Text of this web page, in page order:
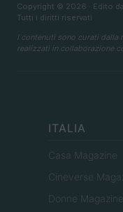
Copyright © 2026 · Edito
Tutti i diritti riservati
I contenuti sono curati
realizzati in collaborazione
ITALIA
Casa Magazine
Cineverse
Donne Magazine